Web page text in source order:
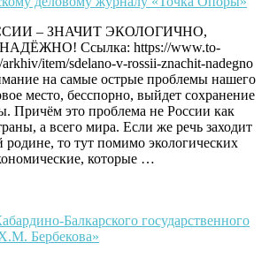
– ЗНАЧИТ ЭКОЛОГИЧНО,
Ссылка: https://www.to-
item/sdelano-v-rossii-znachit-nadegno
на самые острые проблемы нашего
место, бесспорно, выйдет сохранение
Причём это проблема не России как
а всего мира. Если же речь заходит
родине, то тут помимо экологических
которые …
Балкарского государственного
Бербекова»